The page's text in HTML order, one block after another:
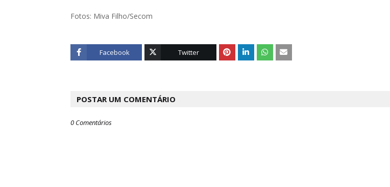
Fotos: Miva Filho/Secom
Facebook Twitter
POSTAR UM COMENTÁRIO
0 Comentários